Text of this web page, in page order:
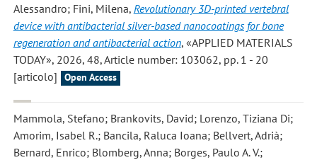
Alessandro; Fini, Milena, Revolutionary 3D-printed vertebral
device with antibacterial silver-based nanocoatings for bone
regeneration and antibacterial action, «APPLIED MATERIALS
TODAY», 2026, 48, Article number: 103062, pp. 1 - 20
[articolo]
Open Access
Mammola, Stefano; Brankovits, David; Lorenzo, Tiziana Di;
Amorim, Isabel R.; Bancila, Raluca Ioana; Bellvert, Adrià;
Bernard, Enrico; Blomberg, Anna; Borges, Paulo A. V.;